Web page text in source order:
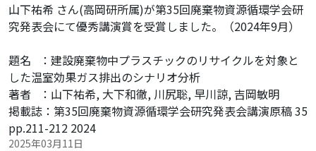
山下祐希 さん(高岡研所属)が第35回廃棄物資源循環学会研
究発表会にて優秀講演賞を受賞しました。（2024年9月）
題名 ：建設廃棄物中プラスチックのリサイクルを対象と
した温室効果ガス排出のシナリオ分析
著者 ：山下祐希, 大下和徹, 川尻聡, 早川諒, 吉岡敏明
掲載誌：第35回廃棄物資源循環学会研究発表会講演原稿 35
pp.211-212 2024
2025年03月11日